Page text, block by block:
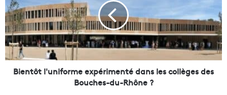
n
t
ô
t
l
'
Bientôt l'uniforme expérimenté dans les collèges des
Bouches-du-Rhône ?